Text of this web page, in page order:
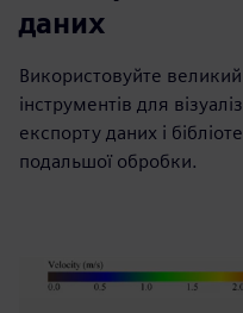
даних
Використовуйте
інструментів для
експорту даних і
подальшої обробки.